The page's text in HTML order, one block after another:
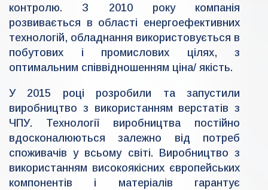
контролю. З 2010 року компанія
розвивається в області енергоефективних
технологій, обладнання використовується в
побутових і промислових цілях, з
оптимальним співвідношенням ціна/ якість.
У 2015 році розробили та запустили
виробництво з використанням верстатів з
ЧПУ. Технології виробництва постійно
вдосконалюються залежно від потреб
споживачів у всьому світі. Виробництво з
використанням високоякісних європейських
компонентів і матеріалів гарантує